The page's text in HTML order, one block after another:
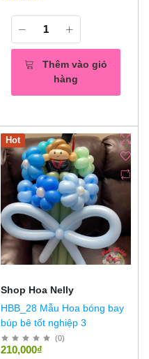
Thêm vào giỏ
hàng
Hot
Shop Hoa Nelly
HBB_28 Mẫu Hoa bóng bay
búp bê tốt nghiệp 3
(0)
210,000₫